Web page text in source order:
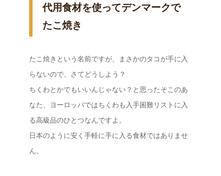
代用食材を使ってデンマークで
たこ焼き
たこ焼きという名前ですが、まさかのタコが手に入
らないので、さてどうしよう？
ちくわとかでもいいんじゃない？と思ったそこのあ
なた、ヨーロッパではちくわも入手困難リストに入
る高級品のひとつなんですよ。
日本のように安く手軽に手に入る食材ではありませ
ん。